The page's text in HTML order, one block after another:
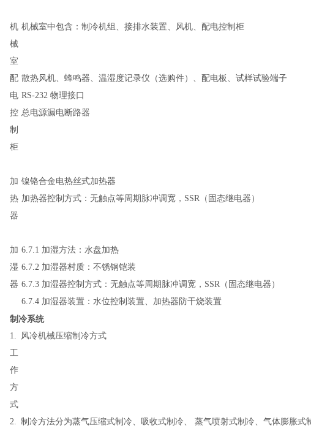
机
械
室
机械室中包含：制冷机组、接排水装置、风机、配电控制柜
配
电
控
制
柜
散热风机、蜂鸣器、温湿度记录仪（选购件）、配电板、试样试验端子
RS-232 物理接口
总电源漏电断路器
加
热
器
镍铬合金电热丝式加热器
加热器控制方式：无触点等周期脉冲调宽，SSR（固态继电器）
加
湿
器
6.7.1 加湿方法：水盘加热
6.7.2 加湿器村质：不锈钢铠装
6.7.3 加湿器控制方式：无触点等周期脉冲调宽，SSR（固态继电器）
6.7.4 加湿器装置：水位控制装置、加热器防干烧装置
制冷系统
1.
工
作
方
式
风冷机械压缩制冷方式
2. 制冷方法分为蒸气压缩式制冷、吸收式制冷、 蒸气喷射式制冷、气体膨胀